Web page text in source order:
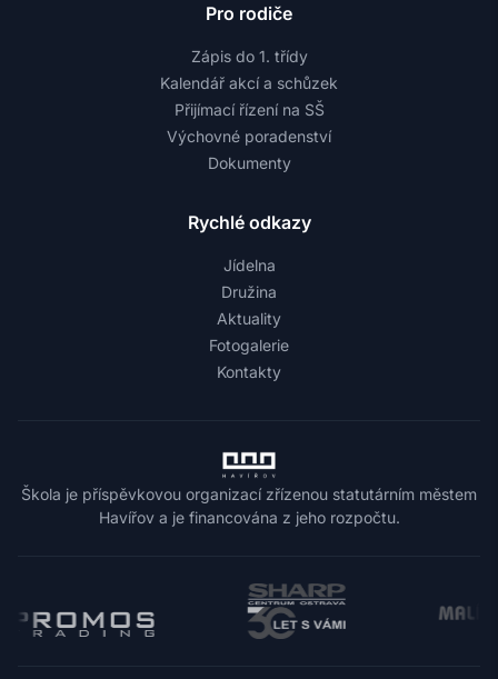
Pro rodiče
Zápis do 1. třídy
Kalendář akcí a schůzek
Přijímací řízení na SŠ
Výchovné poradenství
Dokumenty
Rychlé odkazy
Jídelna
Družina
Aktuality
Fotogalerie
Kontakty
Škola je příspěvkovou organizací zřízenou statutárním městem
Havířov a je financována z jeho rozpočtu.